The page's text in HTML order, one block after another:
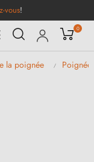
vous!
0
la poignée